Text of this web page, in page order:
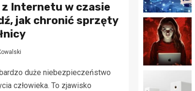
Internetu w czasie
jak chronić sprzęty
duże niebezpieczeństwo
człowieka. To zjawisko